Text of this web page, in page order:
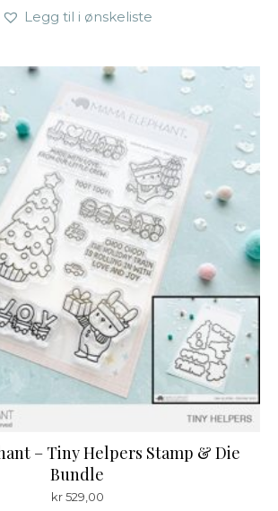
Legg til i ønskeliste
– Tiny Helpers Stamp & Die
Bundle
kr529,00